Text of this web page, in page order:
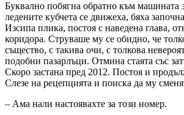
Буквално побягна обратно към машината
ледените кубчета се движеха, бяха
Изсипа плика, постоя с наведена глава,
коридора. Струваше му се обидно, че
същество, с такива очи, с толкова
подобни пазарлъци. Отмина стаята със
Скоро застана пред 2012. Постоя и
Слезе на рецепцията и поиска да му
– Ама нали настоявахте за този номер.